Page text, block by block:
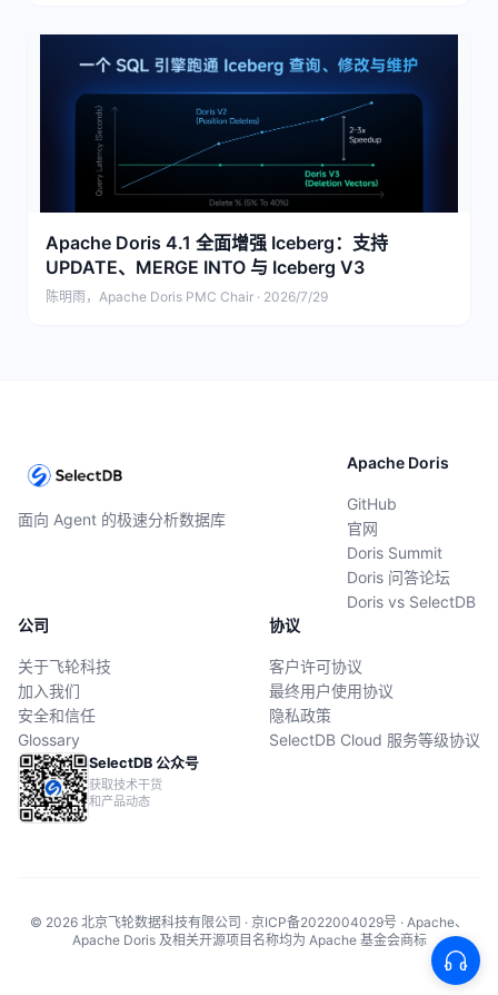
Apache Doris 4.1 全面增强 Iceberg：支持
UPDATE、MERGE INTO 与 Iceberg V3
陈明雨，Apache Doris PMC Chair · 2026/7/29
面向 Agent 的极速分析数据库
Apache Doris
GitHub
官网
Doris Summit
Doris 问答论坛
Doris vs SelectDB
公司
关于飞轮科技
加入我们
安全和信任
Glossary
协议
客户许可协议
最终用户使用协议
隐私政策
SelectDB Cloud 服务等级协议
SelectDB 公众号
获取技术干货
和产品动态
© 2026 北京飞轮数据科技有限公司 · 京ICP备2022004029号 · Apache、
Apache Doris 及相关开源项目名称均为 Apache 基金会商标